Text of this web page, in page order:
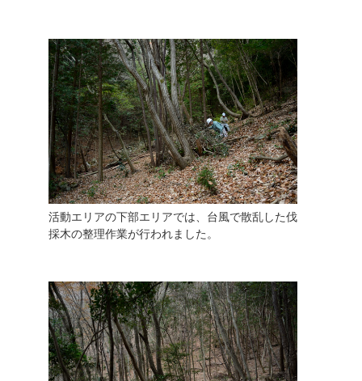
活動エリアの下部エリアでは、台風で散乱した伐
採木の整理作業が行われました。